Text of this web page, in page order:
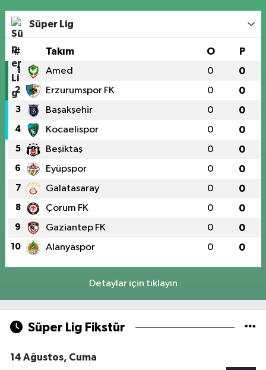
Süper Lig
# Takım O P
1 Amed 0 0
2 Erzurumspor FK 0 0
3 Başakşehir 0 0
4 Kocaelispor 0 0
5 Beşiktaş 0 0
6 Eyüpspor 0 0
7 Galatasaray 0 0
8 Çorum FK 0 0
9 Gaziantep FK 0 0
10 Alanyaspor 0 0
Detaylar için tıklayın
Süper Lig Fikstür
14 Ağustos, Cuma